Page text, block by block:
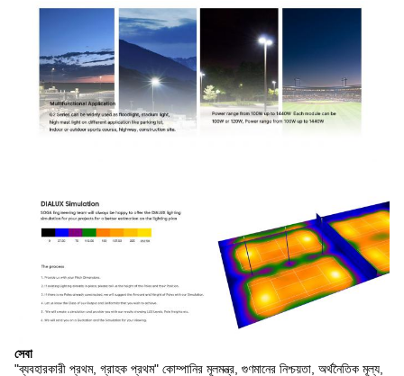
সেবা
"ব্যবহারকারী প্রথম, গ্রাহক প্রথম" কোম্পানির মূলমন্ত্র, গুণমানের নিশ্চয়তা, অর্থনৈতিক মূল্য,